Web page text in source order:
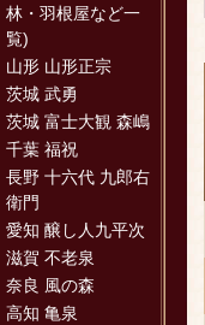
林・羽根屋など一
覧)
山形 山形正宗
茨城 武勇
茨城 富士大観 森嶋
千葉 福祝
長野 十六代 九郎右
衛門
愛知 醸し人九平次
滋賀 不老泉
奈良 風の森
高知 亀泉